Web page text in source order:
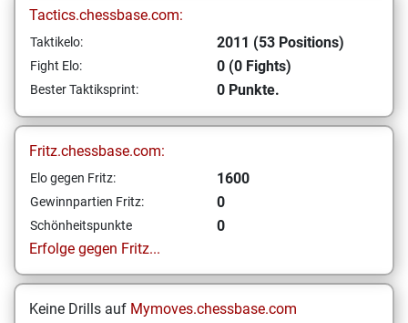
Tactics.chessbase.com:
Taktikelo: 2011 (53 Positions)
Fight Elo: 0 (0 Fights)
Bester Taktiksprint: 0 Punkte.
Fritz.chessbase.com:
Elo gegen Fritz: 1600
Gewinnpartien Fritz: 0
Schönheitspunkte
0
Erfolge gegen Fritz...
Keine Drills auf Mymoves.chessbase.com